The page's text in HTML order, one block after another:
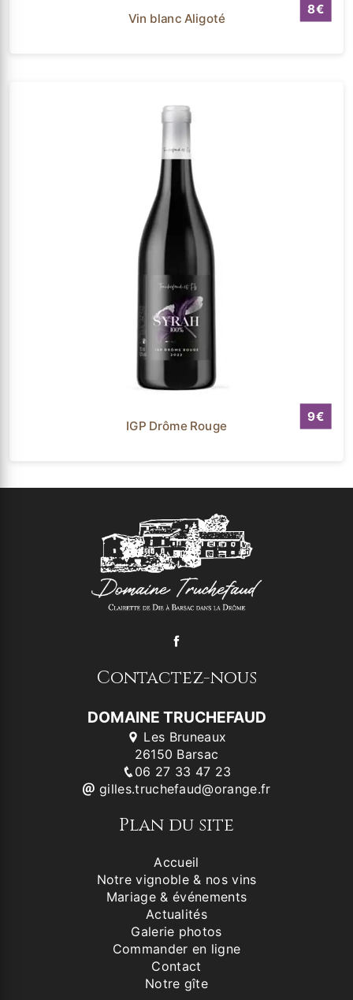
8
Vin blanc Aligoté
9
IGP Drôme Rouge
Contactez-nous
DOMAINE TRUCHEFAUD
Les Bruneaux
26150 Barsac
06 27 33 47 23
gilles.truchefaud@orange.fr
Plan du site
Accueil
Notre vignoble & nos vins
Mariage & événements
Actualités
Galerie photos
Commander en ligne
Contact
Notre gîte